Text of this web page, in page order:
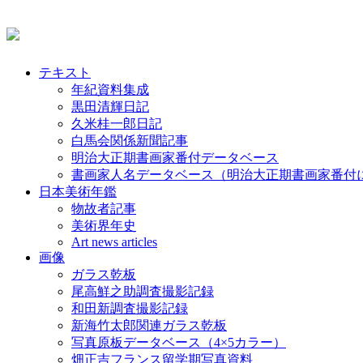
テキスト
年紀資料集成
黒田清輝日記
久米桂一郎日記
白馬会関係新聞記事
明治大正期書画家番付データベース
書画家人名データベース（明治大正期書画家番付
日本美術年鑑
物故者記事
美術界年史
Art news articles
画像
ガラス乾板
尾高鮮之助調査撮影記録
和田新調査撮影記録
新海竹太郎関連ガラス乾板
写真原板データベース（4×5カラー）
畑正吉フランス留学期写真資料